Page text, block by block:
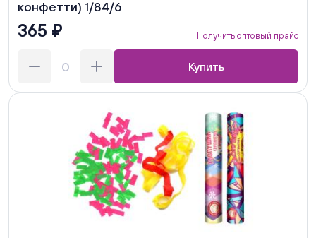
конфетти) 1/84/6
365 ₽ Получить оптовый прайс
Купить